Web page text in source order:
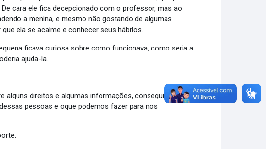
cara ele fica decepcionado com o professor, mas ao
a menina, e mesmo não gostando de algumas
ela se acalme e conhecer seus hábitos.
ficava curiosa sobre como funcionava, como seria a
ajuda-la.
alguns direitos e algumas informações, consegui entender
pessoas e oque podemos fazer para nos